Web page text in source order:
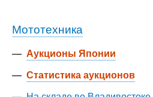
Мототехника
— Аукционы Японии
— Статистика аукционов